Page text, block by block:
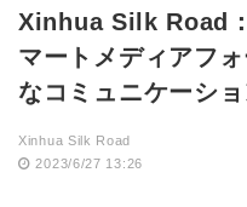
Xinhua Silk Road
マートメディアフ
なコミュニケーシ
Xinhua Silk Road
2023/6/27 13:26